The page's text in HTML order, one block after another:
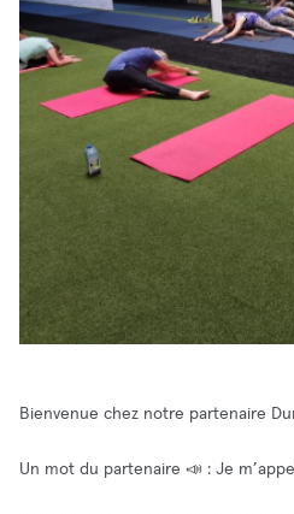
Bienvenue chez notre partenaire
Un mot du partenaire 📣 : Je